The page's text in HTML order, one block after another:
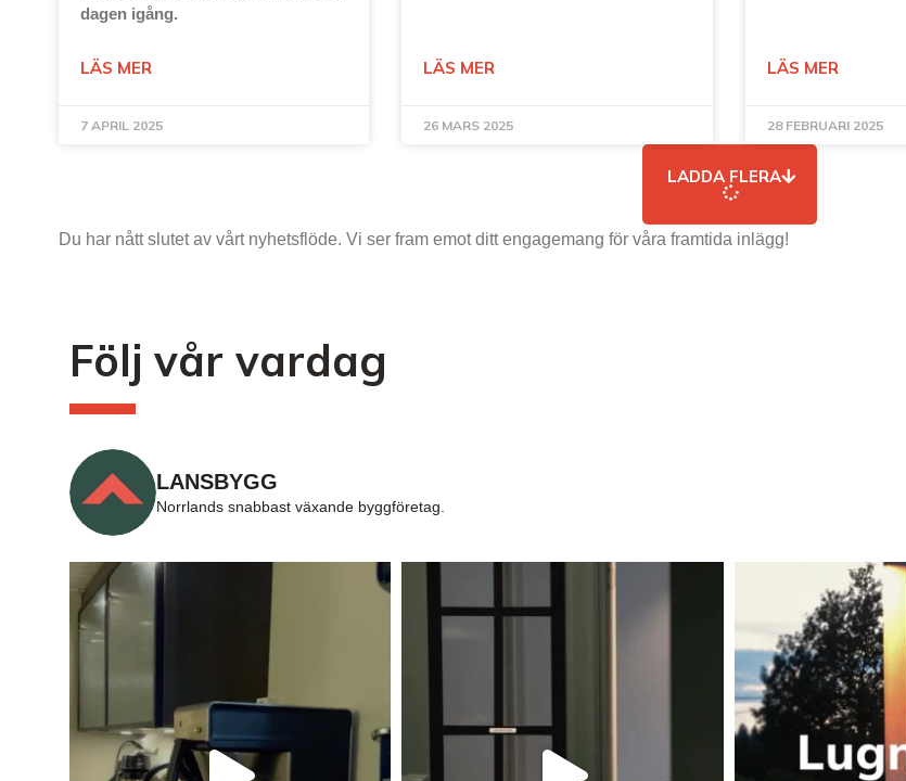
dagen igång.
LÄS MER
7 APRIL 2025
LÄS MER
26 MARS 2025
LÄS MER
28 FEBRUARI 2025
LADDA FLERA
Du har nått slutet av vårt nyhetsflöde. Vi ser fram emot ditt engagemang för våra framtida inlägg!
Följ vår vardag
LANSBYGG
Norrlands snabbast växande byggföretag.